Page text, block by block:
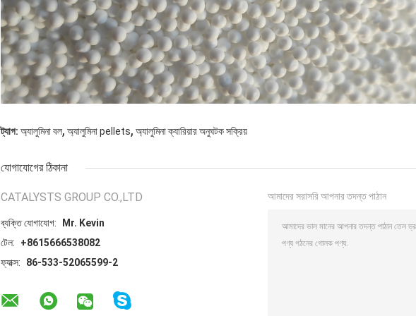
ট্যাগ: অ্যালুমিনা বল, অ্যালুমিনা pellets, অ্যালুমিনা ক্যারিয়ার অনুঘটক সক্রিয়
যোগাযোগের ঠিকানা
CATALYSTS GROUP CO.,LTD
ব্যক্তি যোগাযোগ:
Mr. Kevin
টেল:
+8615666538082
ফ্যাক্স:
86-533-52065599-2
আমাদের সরাসরি আপনার তদন্ত পাঠান